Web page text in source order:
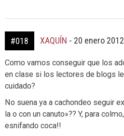
#018 XAQUÍN - 20 enero
Como vamos conseguir que los
en clase si los lectores de blogs
cuidado?
No suena ya a cachondeo seguir
la o con un canuto»?? Y, para
esnifando coca!!